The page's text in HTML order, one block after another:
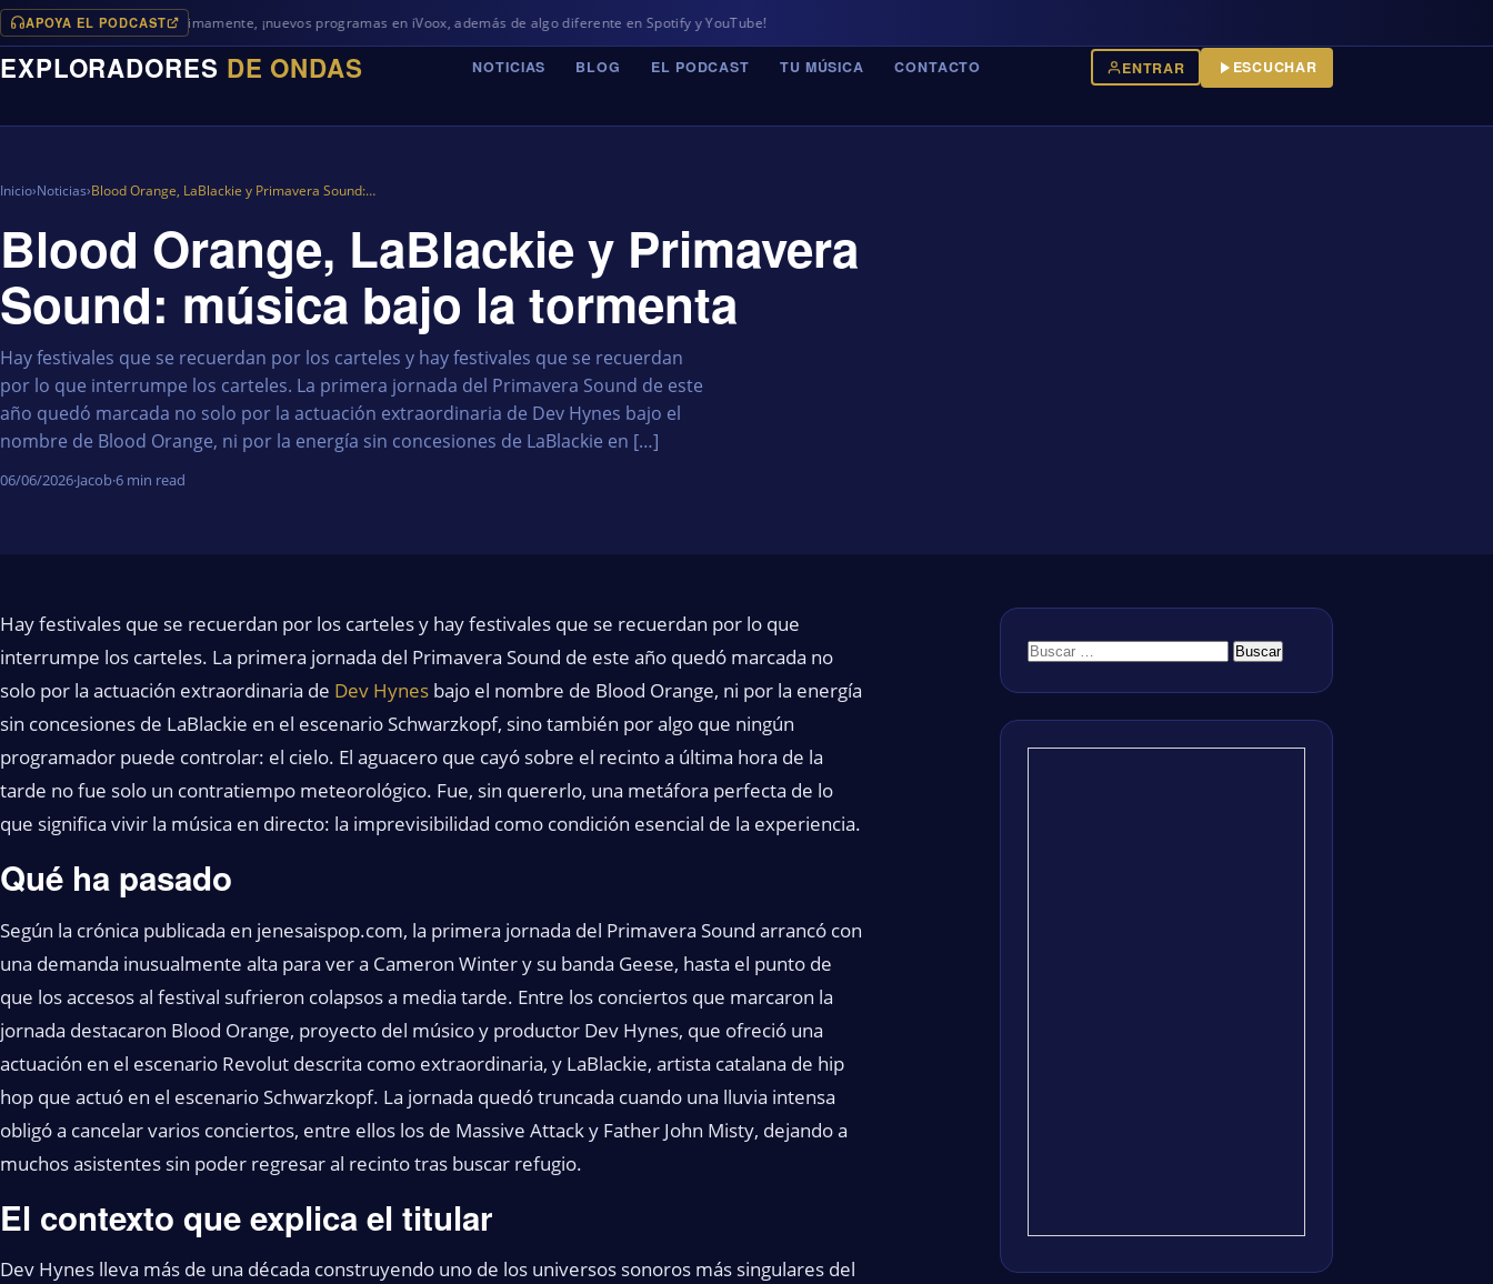
APOYA EL PODCAST
Próximamente, ¡nuevos programas en iVoox, además de algo diferente en Spotify y YouTube!
EXPLORADORES DE ONDAS NOTICIAS BLOG EL PODCAST TU MÚSICA CONTACTO ENTRAR ESCUCHAR
Inicio›Noticias›Blood Orange, LaBlackie y Primavera Sound:…
Blood Orange, LaBlackie y Primavera
Sound: música bajo la tormenta
Hay festivales que se recuerdan por los carteles y hay festivales que se recuerdan
por lo que interrumpe los carteles. La primera jornada del Primavera Sound de este
año quedó marcada no solo por la actuación extraordinaria de Dev Hynes bajo el
nombre de Blood Orange, ni por la energía sin concesiones de LaBlackie en […]
06/06/2026·Jacob·6 min read
Hay festivales que se recuerdan por los carteles y hay festivales que se recuerdan por lo que
interrumpe los carteles. La primera jornada del Primavera Sound de este año quedó marcada no
solo por la actuación extraordinaria de Dev Hynes bajo el nombre de Blood Orange, ni por la energía
sin concesiones de LaBlackie en el escenario Schwarzkopf, sino también por algo que ningún
programador puede controlar: el cielo. El aguacero que cayó sobre el recinto a última hora de la
tarde no fue solo un contratiempo meteorológico. Fue, sin quererlo, una metáfora perfecta de lo
que significa vivir la música en directo: la imprevisibilidad como condición esencial de la experiencia.
Qué ha pasado
Según la crónica publicada en jenesaispop.com, la primera jornada del Primavera Sound arrancó con
una demanda inusualmente alta para ver a Cameron Winter y su banda Geese, hasta el punto de
que los accesos al festival sufrieron colapsos a media tarde. Entre los conciertos que marcaron la
jornada destacaron Blood Orange, proyecto del músico y productor Dev Hynes, que ofreció una
actuación en el escenario Revolut descrita como extraordinaria, y LaBlackie, artista catalana de hip
hop que actuó en el escenario Schwarzkopf. La jornada quedó truncada cuando una lluvia intensa
obligó a cancelar varios conciertos, entre ellos los de Massive Attack y Father John Misty, dejando a
muchos asistentes sin poder regresar al recinto tras buscar refugio.
El contexto que explica el titular
Dev Hynes lleva más de una década construyendo uno de los universos sonoros más singulares del
Buscar: